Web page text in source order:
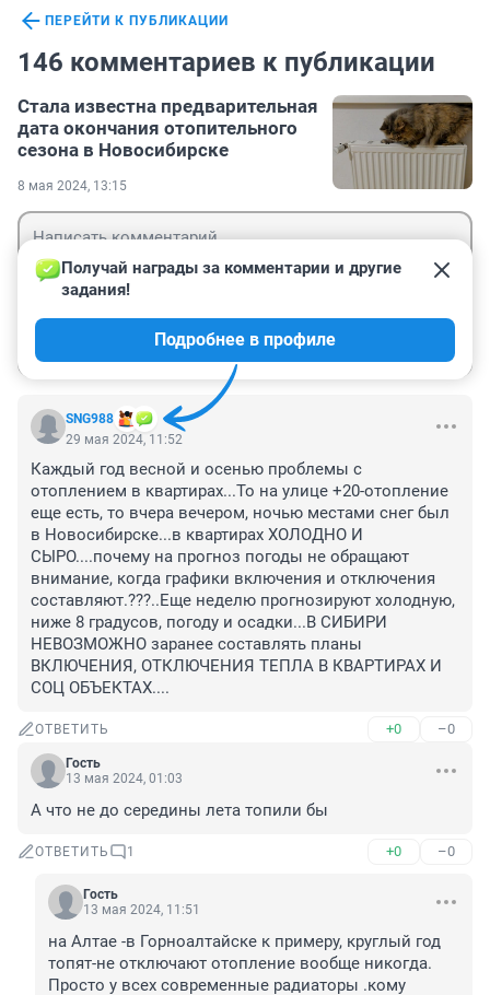
ПЕРЕЙТИ К ПУБЛИКАЦИИ
146 комментариев к публикации
Стала известна предварительная
дата окончания отопительного
сезона в Новосибирске
8 мая 2024, 13:15
SNG988
Получай награды за комментарии и другие
задания!
Подробнее в профиле
29 мая 2024, 11:52
Каждый год весной и осенью проблемы с
отоплением в квартирах...То на улице +20-отопление
еще есть, то вчера вечером, ночью местами снег был
в Новосибирске...в квартирах ХОЛОДНО И
СЫРО....почему на прогноз погоды не обращают
внимание, когда графики включения и отключения
составляют.???..Еще неделю прогнозируют холодную,
ниже 8 градусов, погоду и осадки...В СИБИРИ
НЕВОЗМОЖНО заранее составлять планы
ВКЛЮЧЕНИЯ, ОТКЛЮЧЕНИЯ ТЕПЛА В КВАРТИРАХ И
СОЦ ОБЪЕКТАХ....
ОТВЕТИТЬ +0 –0
Гость
13 мая 2024, 01:03
А что не до середины лета топили бы
ОТВЕТИТЬ 1 +0 –0
Гость
13 мая 2024, 11:51
на Алтае -в Горноалтайске к примеру, круглый год
топят-не отключают отопление вообще никогда.
Просто у всех современные радиаторы .кому